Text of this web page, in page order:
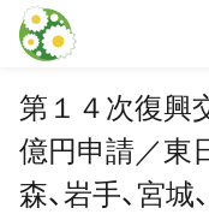
本文に飛ぶ
第１４次復興
億円申請／東
森、岩手、宮